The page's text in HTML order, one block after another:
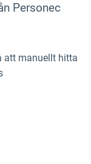
Personec
att manuellt hitta